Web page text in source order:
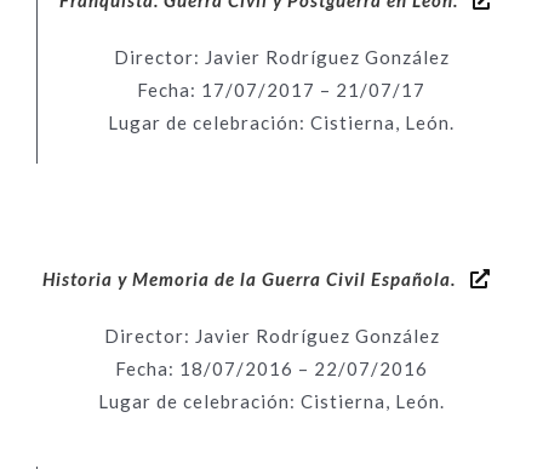
Director: Javier Rodríguez González
Fecha: 17/07/2017 – 21/07/17
Lugar de celebración: Cistierna, León.
Historia y Memoria de la Guerra Civil Española.
Director: Javier Rodríguez González
Fecha: 18/07/2016 – 22/07/2016
Lugar de celebración: Cistierna, León.